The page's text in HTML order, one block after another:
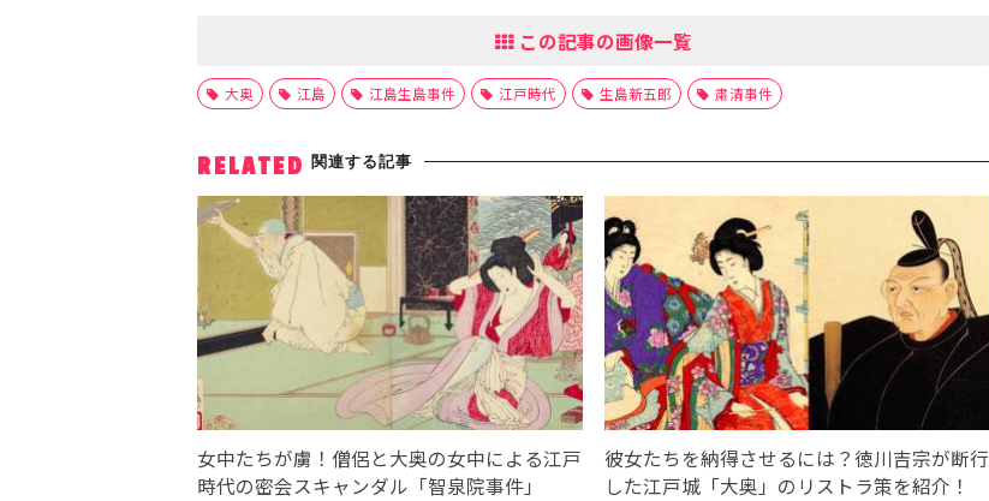
この記事の画像一覧
大奥 江島 江島生島事件 江戸時代 生島新五郎 粛清事件
RELATED 関連する記事
女中たちが虜！僧侶と大奥の女中による江戸
時代の密会スキャンダル「智泉院事件」
彼女たちを納得させるには？徳川吉宗が断行
した江戸城「大奥」のリストラ策を紹介！